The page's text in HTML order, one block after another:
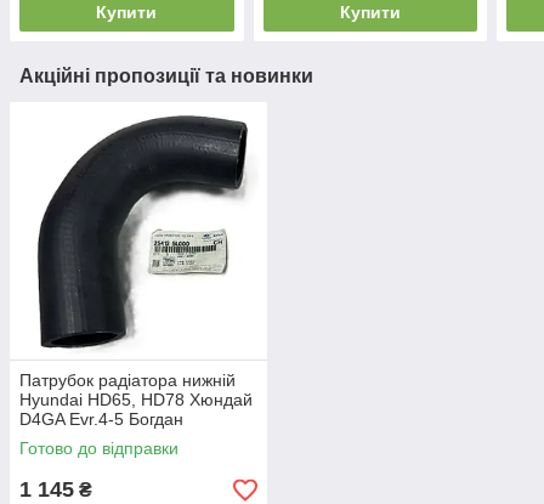
Купити Купити
Акційні пропозиції та новинки
Патрубок радіатора нижній
Hyundai HD65, HD78 Хюндай
D4GA Еvr.4-5 Богдан
А201(254125L000)
Готово до відправки
1 145 ₴